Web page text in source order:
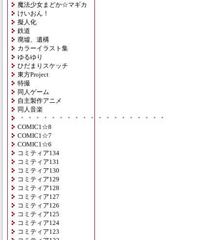
魔法少女まどか☆マギカ
けいおん！
擬人化
鉄道
廃墟、遺構
カラーイラスト集
ゆるゆり
ひだまりスケッチ
東方Project
特撮
同人ゲーム
自主製作アニメ
同人音楽
・・・・・・・・・・・・・・・・・・・
COMIC1☆8
COMIC1☆7
COMIC1☆6
コミティア134
コミティア131
コミティア130
コミティア129
コミティア128
コミティア127
コミティア126
コミティア125
コミティア124
コミティア123